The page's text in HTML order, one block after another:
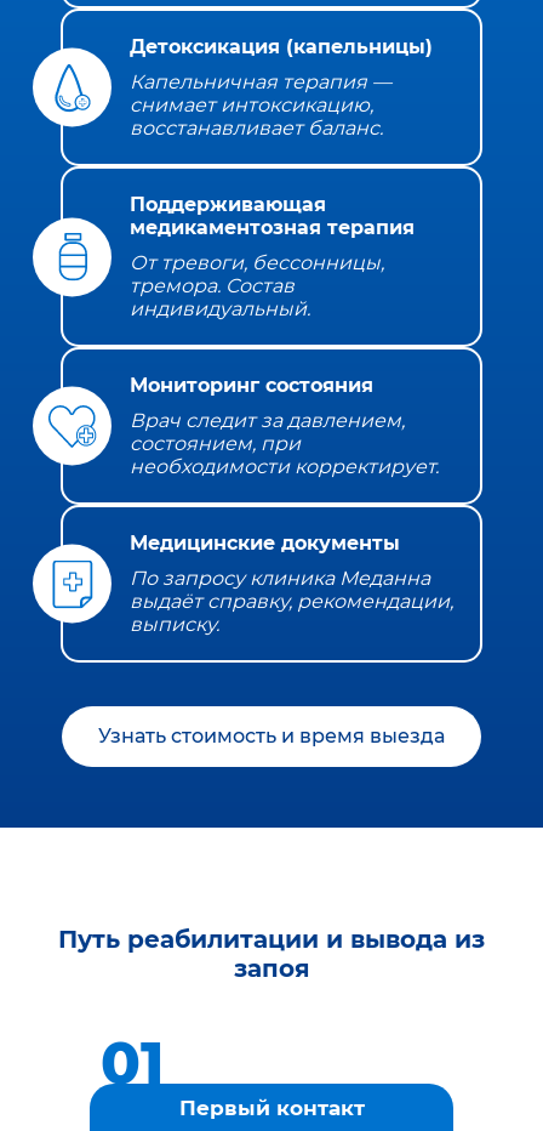
Детоксикация (капельницы)
Капельничная терапия —
снимает интоксикацию,
восстанавливает баланс.
Поддерживающая
медикаментозная терапия
От тревоги, бессонницы,
тремора. Состав
индивидуальный.
Мониторинг состояния
Врач следит за давлением,
состоянием, при
необходимости корректирует.
Медицинские документы
По запросу клиника Меданна
выдаёт справку, рекомендации,
выписку.
Узнать стоимость и время выезда
Путь реабилитации и вывода из
запоя
Первый контакт